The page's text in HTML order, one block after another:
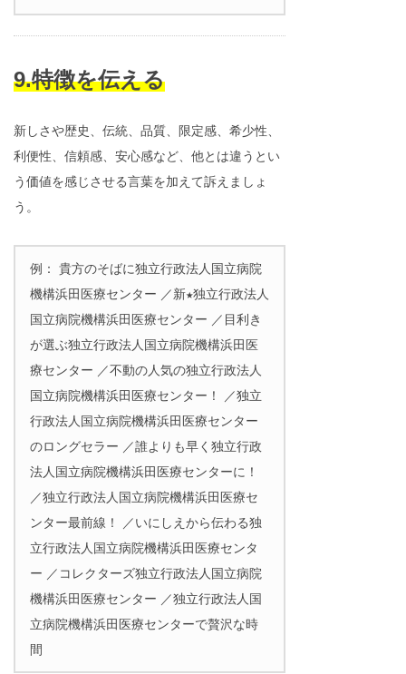
9.特徴を伝える
新しさや歴史、伝統、品質、限定感、希少性、
利便性、信頼感、安心感など、他とは違うとい
う価値を感じさせる言葉を加えて訴えましょ
う。
例： 貴方のそばに独立行政法人国立病院
機構浜田医療センター ／新★独立行政法人
国立病院機構浜田医療センター ／目利き
が選ぶ独立行政法人国立病院機構浜田医
療センター ／不動の人気の独立行政法人
国立病院機構浜田医療センター！ ／独立
行政法人国立病院機構浜田医療センター
のロングセラー ／誰よりも早く独立行政
法人国立病院機構浜田医療センターに！
／独立行政法人国立病院機構浜田医療セ
ンター最前線！ ／いにしえから伝わる独
立行政法人国立病院機構浜田医療センタ
ー ／コレクターズ独立行政法人国立病院
機構浜田医療センター ／独立行政法人国
立病院機構浜田医療センターで贅沢な時
間